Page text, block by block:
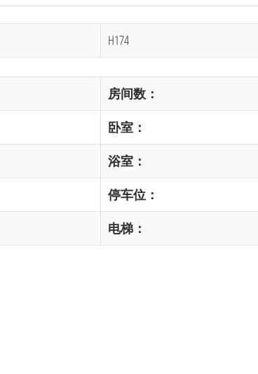
H174
房间数：
卧室：
浴室：
停车位：
电梯：